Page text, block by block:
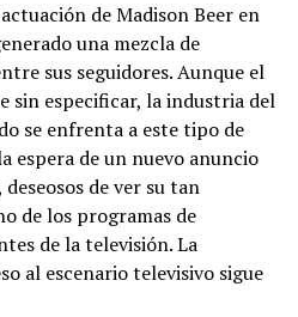
de Madison Beer en
una mezcla de
sus seguidores. Aunque el
sin especificar, la industria del
se enfrenta a este tipo de
espera de un nuevo anuncio
de ver su tan
de los programas de
de la televisión. La
al escenario televisivo sigue